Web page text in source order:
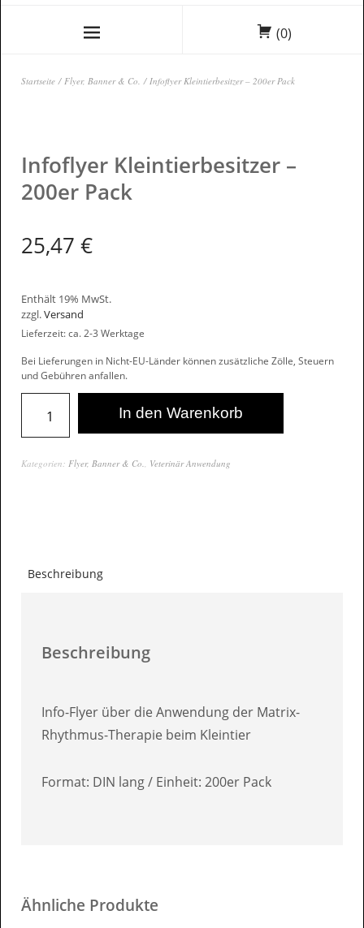
(0)
Startseite / Flyer, Banner & Co. / Infoflyer Kleintierbesitzer – 200er Pack
Infoflyer Kleintierbesitzer –
200er Pack
25,47 €
Enthält 19% MwSt.
zzgl.Versand
Lieferzeit: ca. 2-3 Werktage
Bei Lieferungen in Nicht-EU-Länder können zusätzliche Zölle, Steuern
und Gebühren anfallen.
In den Warenkorb
Kategorien: Flyer, Banner & Co., Veterinär Anwendung
Beschreibung
Beschreibung
Info-Flyer über die Anwendung der Matrix-
Rhythmus-Therapie beim Kleintier
Format: DIN lang / Einheit: 200er Pack
Ähnliche Produkte